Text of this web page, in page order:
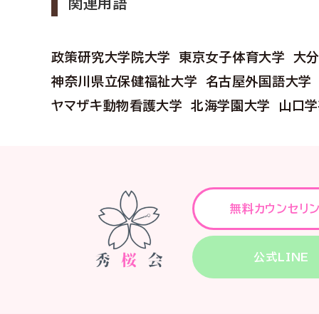
関連用語
政策研究大学院大学 東京女子体育大学
大
神奈川県立保健福祉大学
名古屋外国語大学
ヤマザキ動物看護大学
北海学園大学 山口
無料カウンセリ
公式LINE